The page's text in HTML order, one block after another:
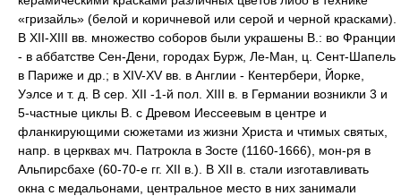
«гризайль» (белой и коричневой или серой и черной красками).
В XII-XIII вв. множество соборов были украшены В.: во Франции
- в аббатстве Сен-Дени, городах Бурж, Ле-Ман, ц. Сент-Шапель
в Париже и др.; в XIV-XV вв. в Англии - Кентербери, Йорке,
Уэлсе и т. д. В сер. XII -1-й пол. XIII в. в Германии возникли 3 и
5-частные циклы В. с Древом Иессеевым в центре и
фланкирующими сюжетами из жизни Христа и чтимых святых,
напр. в церквах мч. Патрокла в Зосте (1160-1666), мон-ря в
Альпирсбахе (60-70-е гг. XII в.). В XII в. стали изготавливать
окна с медальонами, центральное место в них занимали